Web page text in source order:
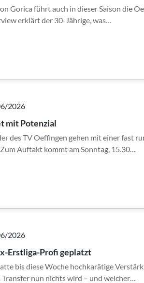
Gorica führt auch in dieser Saison die
erklärt der 30-Jährige, was…
2026
mit Potenzial
des TV Oeffingen gehen mit einer fast
Auftakt kommt am Sonntag, 15.30…
2026
Erstliga-Profi geplatzt
bis diese Woche hochkarätige
nun nichts wird – und welcher…